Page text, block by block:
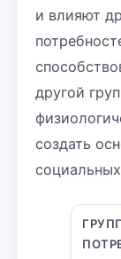
и влияют
другой
создать